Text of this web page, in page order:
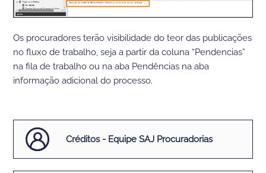
Os procuradores terão visibilidade do teor das publicações
no fluxo de trabalho, seja a partir da coluna “Pendencias”
na fila de trabalho ou na aba Pendências na aba
informação adicional do processo.
Créditos - Equipe SAJ Procuradorias